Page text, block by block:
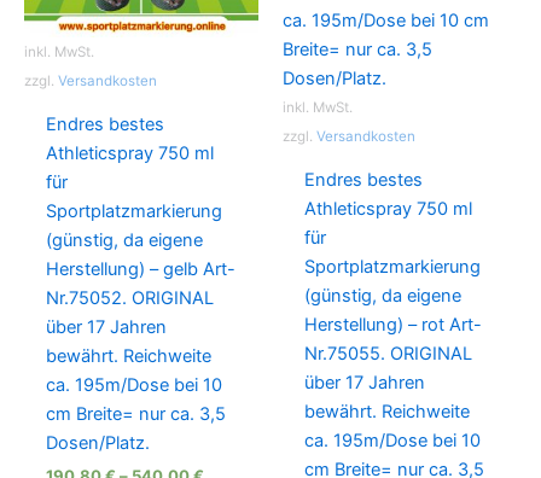
inkl. MwSt.
zzgl. Versandkosten
Endres bestes
Athleticspray 750 ml
für
Sportplatzmarkierung
(günstig, da eigene
Herstellung) – gelb Art-
Nr.75052. ORIGINAL
über 17 Jahren
bewährt. Reichweite
ca. 195m/Dose bei 10
cm Breite= nur ca. 3,5
Dosen/Platz.
inkl. MwSt.
zzgl. Versandkosten
Endres bestes
Athleticspray 750 ml
für
Sportplatzmarkierung
(günstig, da eigene
Herstellung) – rot Art-
Nr.75055. ORIGINAL
über 17 Jahren
bewährt. Reichweite
ca. 195m/Dose bei 10
cm Breite= nur ca. 3,5